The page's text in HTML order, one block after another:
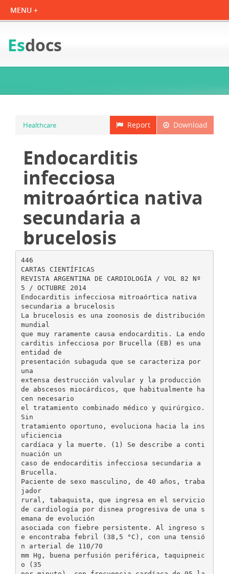
Esdocs
Download
Report
Healthcare
Endocarditis
infecciosa
mitroaórtica nativa
secundaria a
brucelosis
446
CARTAS CIENTÍFICAS
REVISTA ARGENTINA DE CARDIOLOGÍA / VOL 82 Nº
5 / OCTUBRE 2014
Endocarditis infecciosa mitroaórtica nativa
secundaria a brucelosis
La brucelosis es una zoonosis de distribución
mundial
que muy raramente causa endocarditis. La endo
carditis infecciosa por Brucella (EB) es una
entidad de
presentación subaguda que se caracteriza por
una
extensa destrucción valvular y la producción
de abscesos miocárdicos, que habitualmente ha
cen necesario
el tratamiento combinado médico y quirúrgico.
Sin
tratamiento oportuno, evoluciona hacia la ins
uficiencia
cardíaca y la muerte. (1) Se describe a conti
nuación un
caso de endocarditis infecciosa secundaria a
Brucella.
Paciente de sexo masculino, de 40 años, traba
jador
rural, tabaquista, que ingresa en el servicio
de cardiología por disnea progresiva de una s
emana de evolución
asociada con fiebre persistente. Al ingreso s
e encontraba febril (38,5 °C), con una tensió
n arterial de 110/70
mm Hg, buena perfusión periférica, taquipneic
o (35